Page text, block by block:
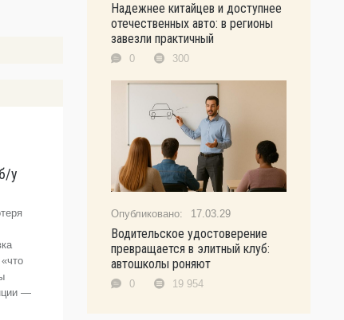
у
—
Надежнее китайцев и доступнее
отечественных авто: в регионы
завезли практичный
0 300
17.03.29
Водительское удостоверение
превращается в элитный клуб:
автошколы роняют
0 19 954